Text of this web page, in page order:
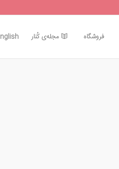
فروشگاه مجله‌ی کُنار